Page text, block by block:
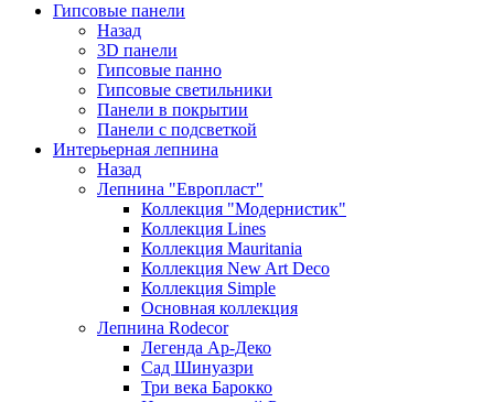
Гипсовые панели
Назад
3D панели
Гипсовые панно
Гипсовые светильники
Панели в покрытии
Панели с подсветкой
Интерьерная лепнина
Назад
Лепнина "Европласт"
Коллекция "Модернистик"
Коллекция Lines
Коллекция Mauritania
Коллекция New Art Deco
Коллекция Simple
Основная коллекция
Лепнина Rodecor
Легенда Ар-Деко
Сад Шинуазри
Три века Барокко